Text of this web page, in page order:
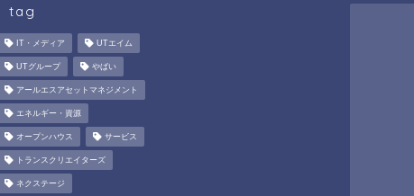
tag
IT・メディア UTエイム
UTグループ やばい
アールエスアセットマネジメント
エネルギー・資源
オープンハウス サービス
トランスクリエイターズ
ネクステージ